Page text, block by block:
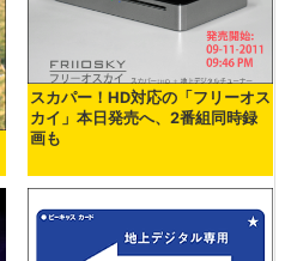
スカパー！HD対応の「フリーオス
カイ」本日発売へ、2番組同時録
画も